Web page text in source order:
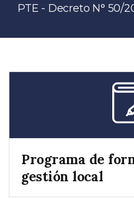
PTE - Decreto N° 50/
Programa de
gestión local